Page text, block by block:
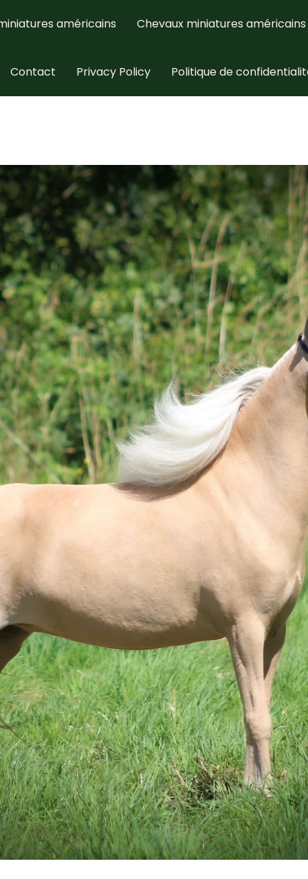
américains Chevaux miniatures
Contact Privacy Policy Politique de